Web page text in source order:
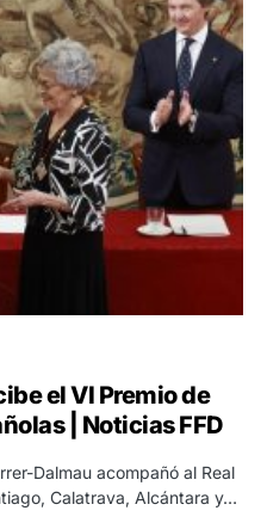
el VI Premio de
| Noticias FFD
Dalmau acompañó al Real
Calatrava, Alcántara y…